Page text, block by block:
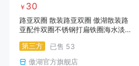
￥ 30
路亚双圈 散装路亚双圈 傲湖散装路
亚配件双圈不锈钢打扁铁圈海水淡水
第三方
已售 53
傲湖官方旗舰店